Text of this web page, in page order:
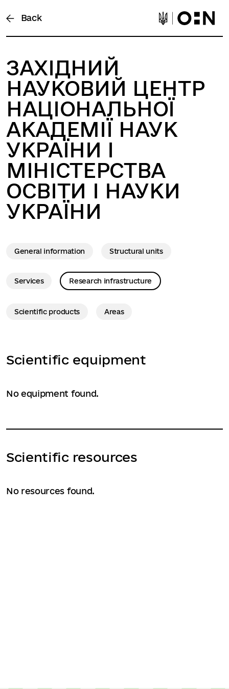
Back
ЗАХІДНИЙ
НАУКОВИЙ ЦЕНТР
НАЦІОНАЛЬНОЇ
АКАДЕМІЇ НАУК
УКРАЇНИ І
МІНІСТЕРСТВА
ОСВІТИ І НАУКИ
УКРАЇНИ
General information Structural units
Services Research infrastructure
Scientific products Areas
Scientific equipment
No equipment found.
Scientific resources
No resources found.